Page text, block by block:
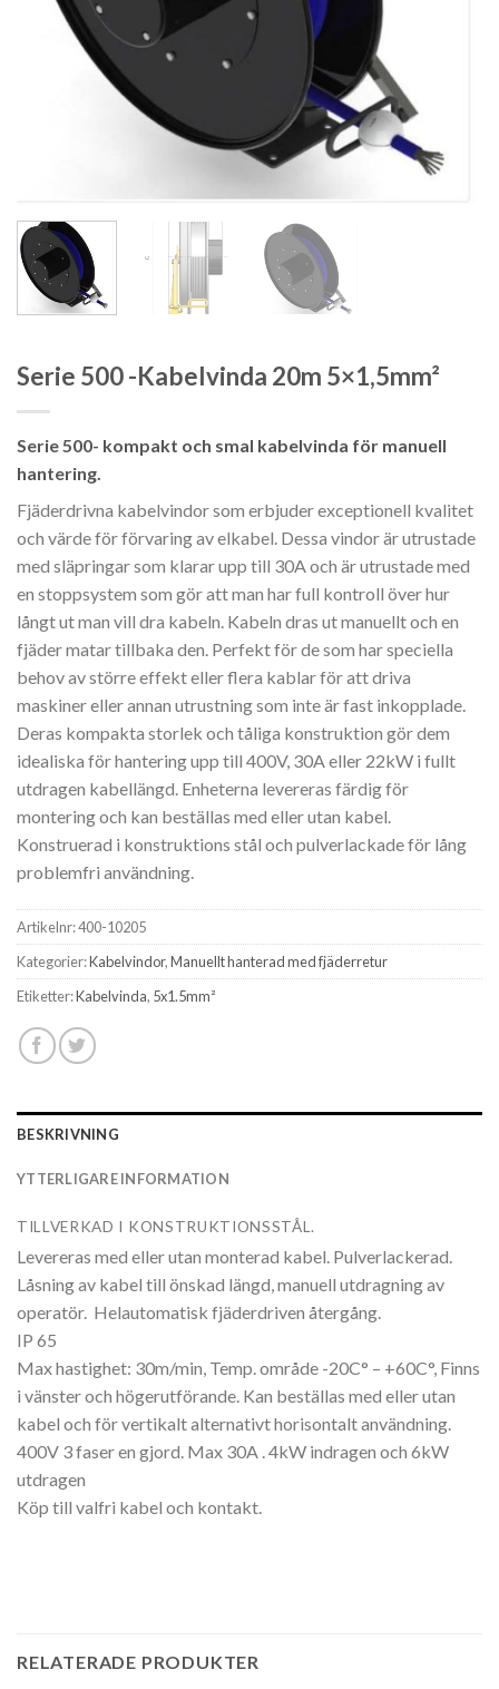
Serie 500 -Kabelvinda 20m 5×1,5mm²
Serie 500- kompakt och smal kabelvinda för manuell
hantering.
Fjäderdrivna kabelvindor som erbjuder exceptionell kvalitet
och värde för förvaring av elkabel. Dessa vindor är utrustade
med släpringar som klarar upp till 30A och är utrustade med
en stoppsystem som gör att man har full kontroll över hur
långt ut man vill dra kabeln. Kabeln dras ut manuellt och en
fjäder matar tillbaka den. Perfekt för de som har speciella
behov av större effekt eller flera kablar för att driva
maskiner eller annan utrustning som inte är fast inkopplade.
Deras kompakta storlek och tåliga konstruktion gör dem
idealiska för hantering upp till 400V, 30A eller 22kW i fullt
utdragen kabellängd. Enheterna levereras färdig för
montering och kan beställas med eller utan kabel.
Konstruerad i konstruktions stål och pulverlackade för lång
problemfri användning.
Artikelnr:400-10205
Kategorier:Kabelvindor,Manuellt hanterad med fjäderretur
Etiketter:Kabelvinda, 5x1.5mm²
BESKRIVNING
YTTERLIGARE INFORMATION
TILLVERKAD I KONSTRUKTIONSSTÅL.
Levereras med eller utan monterad kabel. Pulverlackerad.
Låsning av kabel till önskad längd, manuell utdragning av
operatör. Helautomatisk fjäderdriven återgång.
IP 65
Max hastighet: 30m/min, Temp. område -20C° – +60C°, Finns
i vänster och högerutförande. Kan beställas med eller utan
kabel och för vertikalt alternativt horisontalt användning.
400V 3 faser en gjord. Max 30A . 4kW indragen och 6kW
utdragen
Köp till valfri kabel och kontakt.
RELATERADE PRODUKTER